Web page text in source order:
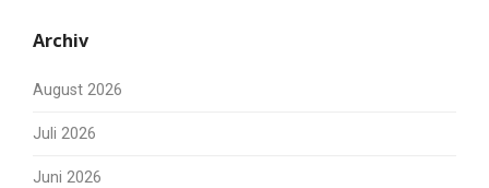
Archiv
August 2026
Juli 2026
Juni 2026